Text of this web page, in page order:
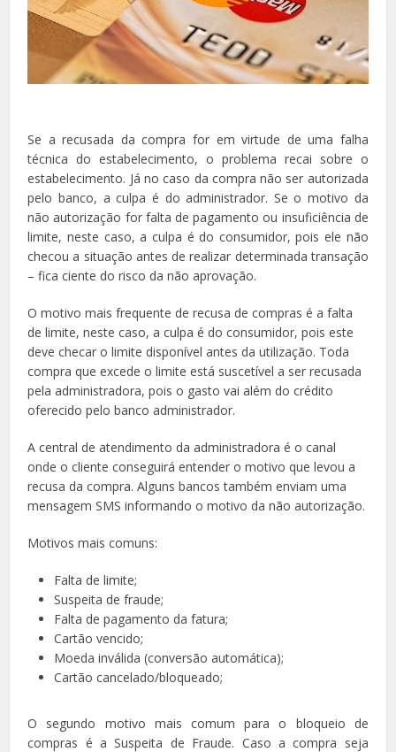
Se a recusada da compra for em virtude de uma falha
técnica do estabelecimento, o problema recai sobre o
estabelecimento. Já no caso da compra não ser autorizada
pelo banco, a culpa é do administrador. Se o motivo da
não autorização for falta de pagamento ou insuficiência de
limite, neste caso, a culpa é do consumidor, pois ele não
checou a situação antes de realizar determinada transação
– fica ciente do risco da não aprovação.
O motivo mais frequente de recusa de compras é a falta
de limite, neste caso, a culpa é do consumidor, pois este
deve checar o limite disponível antes da utilização. Toda
compra que excede o limite está suscetível a ser recusada
pela administradora, pois o gasto vai além do crédito
oferecido pelo banco administrador.
A central de atendimento da administradora é o canal
onde o cliente conseguirá entender o motivo que levou a
recusa da compra. Alguns bancos também enviam uma
mensagem SMS informando o motivo da não autorização.
Motivos mais comuns:
Falta de limite;
Suspeita de fraude;
Falta de pagamento da fatura;
Cartão vencido;
Moeda inválida (conversão automática);
Cartão cancelado/bloqueado;
O segundo motivo mais comum para o bloqueio de
compras é a Suspeita de Fraude. Caso a compra seja